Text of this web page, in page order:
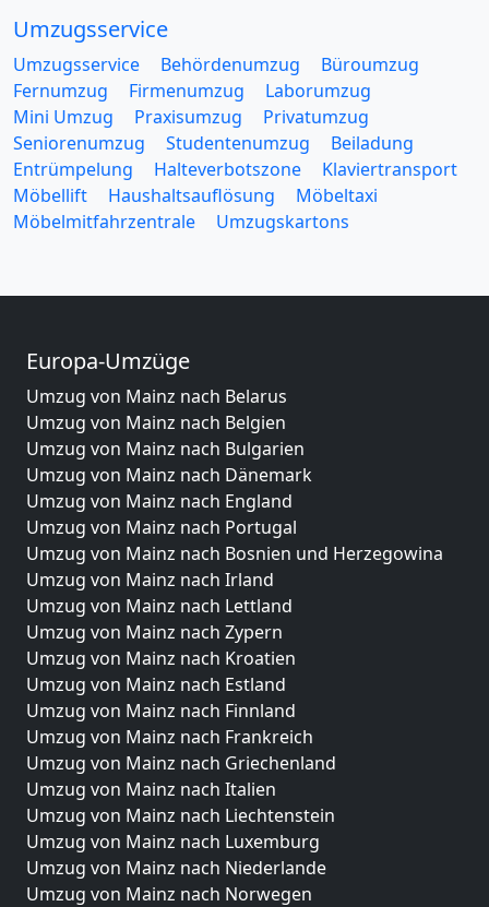
Umzugsservice
Umzugsservice Behördenumzug
Büroumzug
Fernumzug
Firmenumzug
Laborumzug
Mini Umzug
Praxisumzug
Privatumzug
Seniorenumzug
Studentenumzug
Beiladung
Entrümpelung
Halteverbotszone
Klaviertransport
Möbellift
Haushaltsauflösung
Möbeltaxi
Möbelmitfahrzentrale
Umzugskartons
Europa-Umzüge
Umzug von Mainz nach Belarus
Umzug von Mainz nach Belgien
Umzug von Mainz nach Bulgarien
Umzug von Mainz nach Dänemark
Umzug von Mainz nach England
Umzug von Mainz nach Portugal
Umzug von Mainz nach Bosnien und Herzegowina
Umzug von Mainz nach Irland
Umzug von Mainz nach Lettland
Umzug von Mainz nach Zypern
Umzug von Mainz nach Kroatien
Umzug von Mainz nach Estland
Umzug von Mainz nach Finnland
Umzug von Mainz nach Frankreich
Umzug von Mainz nach Griechenland
Umzug von Mainz nach Italien
Umzug von Mainz nach Liechtenstein
Umzug von Mainz nach Luxemburg
Umzug von Mainz nach Niederlande
Umzug von Mainz nach Norwegen